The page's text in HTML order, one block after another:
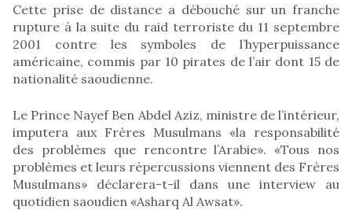
Cette prise de distance a débouché sur un franche
rupture à la suite du raid terroriste du 11 septembre
2001 contre les symboles de l’hyperpuissance
américaine, commis par 10 pirates de l’air dont 15 de
nationalité saoudienne.
Le Prince Nayef Ben Abdel Aziz, ministre de l’intérieur,
imputera aux Frères Musulmans «la responsabilité
des problèmes que rencontre l’Arabie». «Tous nos
problèmes et leurs répercussions viennent des Frères
Musulmans» déclarera-t-il dans une interview au
quotidien saoudien «Asharq Al Awsat».